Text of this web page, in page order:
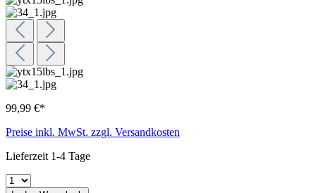
99,99 €*
Preise inkl. MwSt. zzgl. Versandkosten
Lieferzeit 1-4 Tage